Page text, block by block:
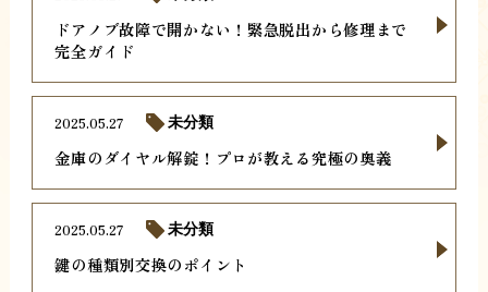
ドアノブ故障で開かない！緊急脱出から修理まで
完全ガイド
金庫のダイヤル解錠！プロが教える究極の奥義
2025.05.27 未分類
鍵の種類別交換のポイント
2025.05.27 未分類